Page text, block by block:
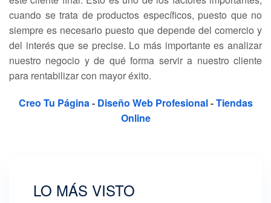
cuando se trata de productos específicos, puesto que no
siempre es necesario puesto que depende del comercio y
del interés que se precise. Lo más importante es analizar
nuestro negocio y de qué forma servir a nuestro cliente
para rentabilizar con mayor éxito.
Creo Tu Página- Diseño Web Profesional-Tiendas
Online
LO MÁS VISTO